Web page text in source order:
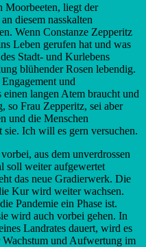
Moorbeeten, liegt der
diesem nasskalten
Wenn Constanze Zepperitz
Leben gerufen hat und was
Stadt- und Kurlebens
blühender Rosen lebendig.
und
langen Atem braucht und
so Frau Zepperitz, sei aber
und die Menschen
sie. Ich will es gern versuchen.
aus dem unverdrossen
soll weiter aufgewertet
das neue Gradierwerk. Die
Kur wird weiter wachsen.
Pandemie ein Phase ist.
wird auch vorbei gehen. In
Landrates dauert, wird es
und Aufwertung im